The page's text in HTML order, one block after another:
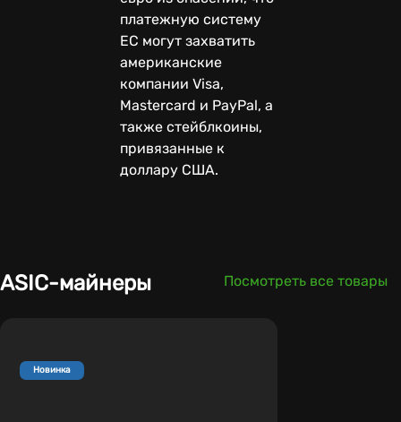
платежную систему
ЕС могут захватить
американские
компании Visa,
Mastercard и PayPal, а
также стейблкоины,
привязанные к
доллару США.
ASIC-майнеры Посмотреть все товары
Новинка